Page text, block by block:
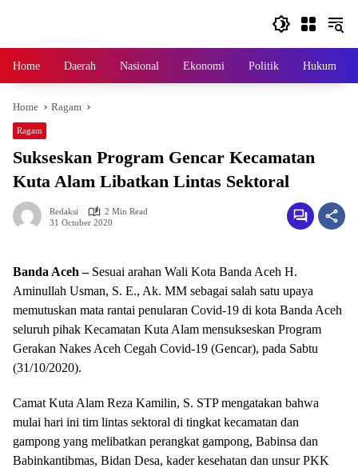
Home Daerah Nasional Ekonomi Politik Hukum
Home Ragam
Ragam
Sukseskan Program Gencar Kecamatan
Kuta Alam Libatkan Lintas Sektoral
Redaksi
2 Min Read
31 October 2020
Banda Aceh –Sesuai arahan Wali Kota Banda Aceh H.
Aminullah Usman, S. E., Ak. MM sebagai salah satu upaya
memutuskan mata rantai penularan Covid-19 di kota Banda Aceh
seluruh pihak Kecamatan Kuta Alam mensukseskan Program
Gerakan Nakes Aceh Cegah Covid-19 (Gencar), pada Sabtu
(31/10/2020).
Camat Kuta Alam Reza Kamilin, S. STP mengatakan bahwa
mulai hari ini tim lintas sektoral di tingkat kecamatan dan
gampong yang melibatkan perangkat gampong, Babinsa dan
Babinkantibmas, Bidan Desa, kader kesehatan dan unsur PKK